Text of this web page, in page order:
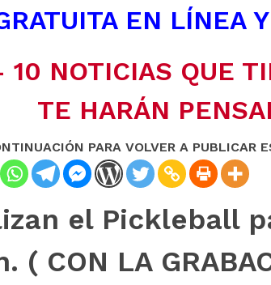
EN LÍNEA
NOTICIAS QUE
TE HARÁN
PARA VOLVER A PUBLICAR
el Pickleball
CON LA